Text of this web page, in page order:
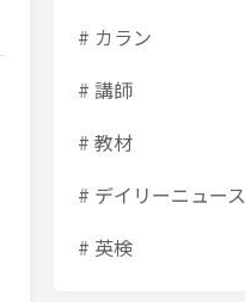
# カラン
# 講師
# 教材
# デイリーニュース
# 英検